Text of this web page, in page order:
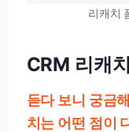
리캐치
CRM 리캐
듣다 보니 궁금
치는 어떤 점이